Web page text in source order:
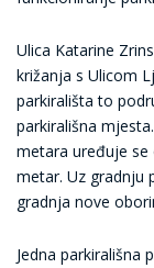
Ulica Katarine
križanja s Ulicom
parkirališta to
parkirališna
metara uređuje se
metar. Uz gradnju
gradnja nove
Jedna parkirališna